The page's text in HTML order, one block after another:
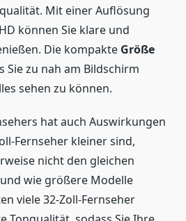
Mit einer Auflösung
können Sie klare und
Die kompakte Größe
Sie zu nah am Bildschirm
sehen zu können.
hat auch Auswirkungen
Fernseher kleiner sind,
nicht den gleichen
wie größere Modelle
viele 32-Zoll-Fernseher